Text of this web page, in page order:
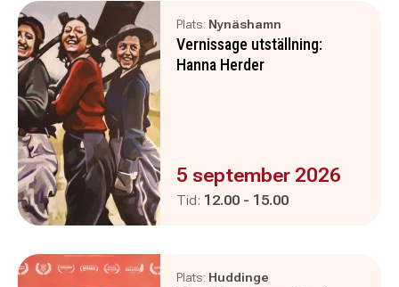
Plats: Nynäshamn
Vernissage utställning:
Hanna Herder
Evenemanget är :
5 september 2026
Tid: Pågår mellan
12.00 - och
15.00
Plats: Huddinge